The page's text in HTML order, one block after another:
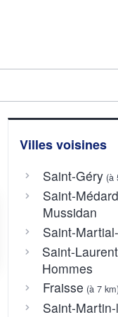
Villes voisines
Saint-Géry(à
Saint-
Mussidan
Saint-
Saint-
Hommes
Fraisse (à 7
Saint-